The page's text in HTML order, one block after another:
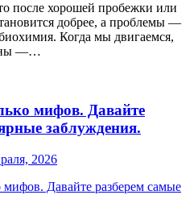
после хорошей пробежки или
добрее, а проблемы —
Когда мы двигаемся,
—…
мифов. Давайте
заблуждения.
2026